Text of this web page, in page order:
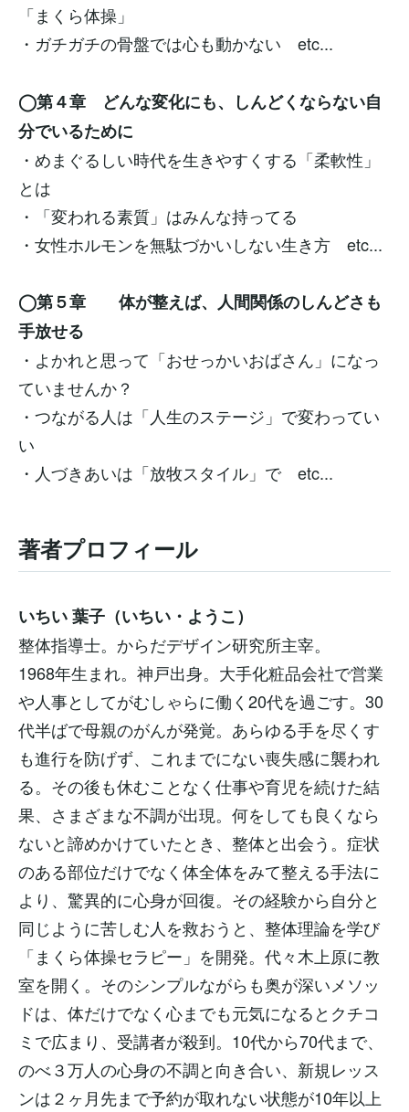
「まくら体操」
・ガチガチの骨盤では心も動かない etc...
◯第４章 どんな変化にも、しんどくならない自
分でいるために
・めまぐるしい時代を生きやすくする「柔軟性」
とは
・「変われる素質」はみんな持ってる
・女性ホルモンを無駄づかいしない生き方 etc...
◯第５章 体が整えば、人間関係のしんどさも
手放せる
・よかれと思って「おせっかいおばさん」になっ
ていませんか？
・つながる人は「人生のステージ」で変わってい
い
・人づきあいは「放牧スタイル」で etc...
著者プロフィール
いちい 葉子（いちい・ようこ）
整体指導士。からだデザイン研究所主宰。
1968年生まれ。神戸出身。大手化粧品会社で営業
や人事としてがむしゃらに働く20代を過ごす。30
代半ばで母親のがんが発覚。あらゆる手を尽くす
も進行を防げず、これまでにない喪失感に襲われ
る。その後も休むことなく仕事や育児を続けた結
果、さまざまな不調が出現。何をしても良くなら
ないと諦めかけていたとき、整体と出会う。症状
のある部位だけでなく体全体をみて整える手法に
より、驚異的に心身が回復。その経験から自分と
同じように苦しむ人を救おうと、整体理論を学び
「まくら体操セラピー」を開発。代々木上原に教
室を開く。そのシンプルながらも奥が深いメソッ
ドは、体だけでなく心までも元気になるとクチコ
ミで広まり、受講者が殺到。10代から70代まで、
のべ３万人の心身の不調と向き合い、新規レッス
ンは２ヶ月先まで予約が取れない状態が10年以上